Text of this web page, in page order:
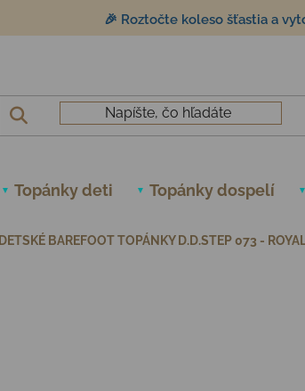
🎉 Roztočte koleso šťastia a
Topánky deti Topánky dospelí
DETSKÉ BAREFOOT TOPÁNKY D.D.STEP 073 -